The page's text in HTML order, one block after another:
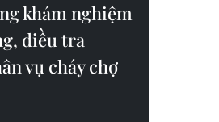
khám nghiệm
điều tra
vụ cháy chợ